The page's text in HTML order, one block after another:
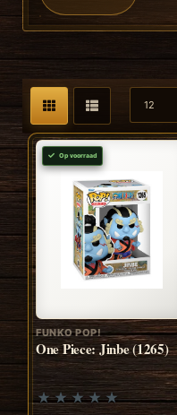
Op voorraad
FUNKO POP!
One Piece: Jinbe (1265)